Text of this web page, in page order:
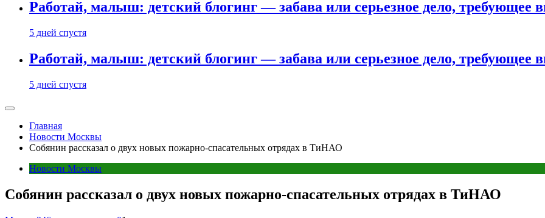
Работай, малыш: детский блогинг — забава или серьезное дело, требующее
5 дней спустя
Работай, малыш: детский блогинг — забава или серьезное дело, требующее
5 дней спустя
Главная
Новости Москвы
Собянин рассказал о двух новых пожарно-спасательных отрядах в ТиНАО
Новости Москвы
Собянин рассказал о двух новых пожарно-спасательных отрядах в ТиНАО